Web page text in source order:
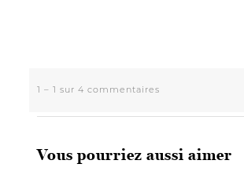
Vous pourriez aussi aimer